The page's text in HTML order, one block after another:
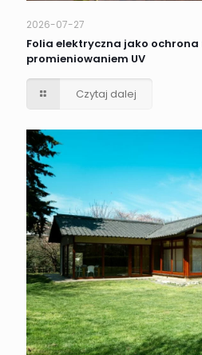
2026-07-27
Folia elektryczna jako ochrona
promieniowaniem UV
Czytaj dalej